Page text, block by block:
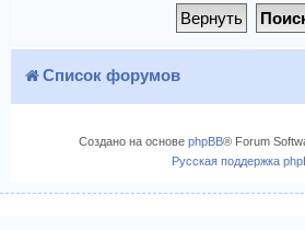
Список форумов
Создано на основе phpBB® Forum
Русская поддержка